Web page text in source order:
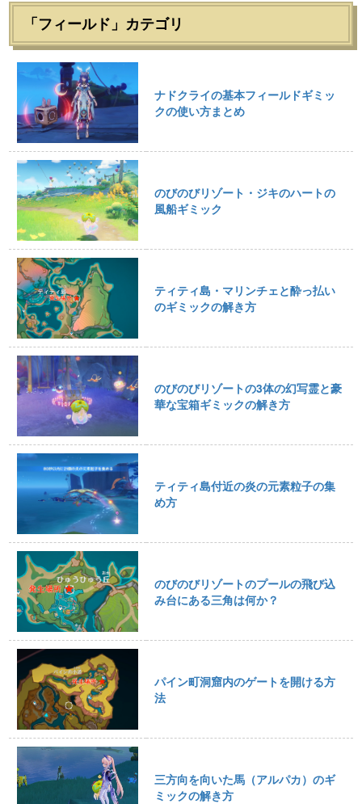
「フィールド」カテゴリ
ナドクライの基本フィールドギミッ
クの使い方まとめ
のびのびリゾート・ジキのハートの
風船ギミック
ティティ島・マリンチェと酔っ払い
のギミックの解き方
のびのびリゾートの3体の幻写霊と豪
華な宝箱ギミックの解き方
ティティ島付近の炎の元素粒子の集
め方
のびのびリゾートのプールの飛び込
み台にある三角は何か？
パイン町洞窟内のゲートを開ける方
法
三方向を向いた馬（アルパカ）のギ
ミックの解き方